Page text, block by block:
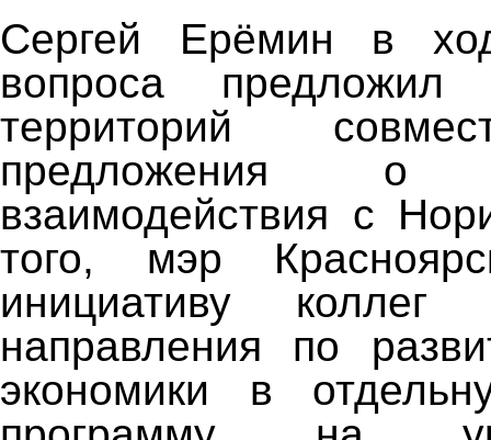
Сергей Ерёмин в
вопроса предложил
территорий
предложения о
взаимодействия с
того, мэр
инициативу
направления по
экономики в